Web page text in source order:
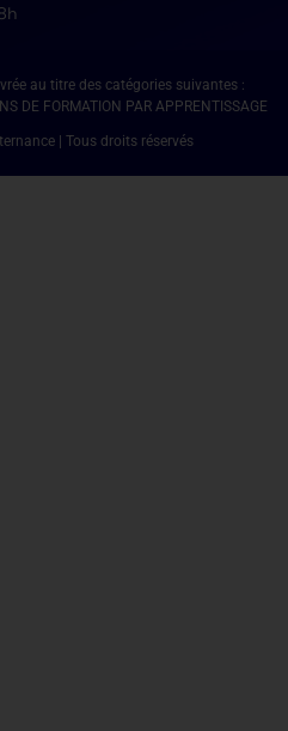
au titre des catégories suivantes :
DE FORMATION PAR APPRENTISSAGE
| Tous droits réservés